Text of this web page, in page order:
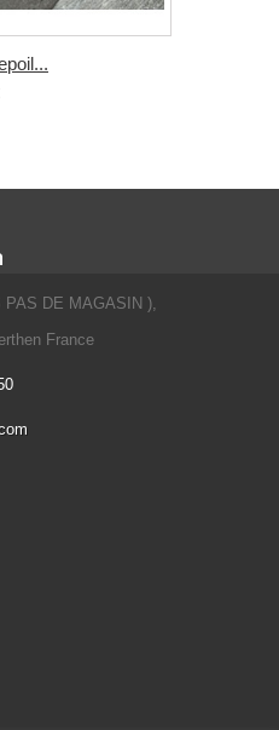
PAS DE MAGASIN ),
France